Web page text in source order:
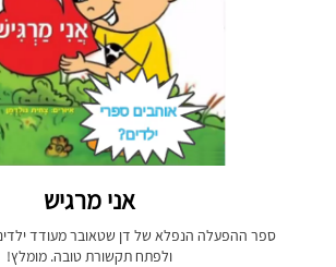
אני מרגיש
ספר ההפעלה הנפלא של דן שטאובר מעודד
ולפתח תקשורת טובה. מומלץ!